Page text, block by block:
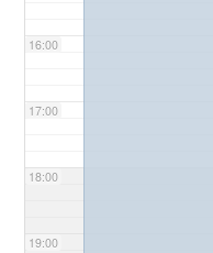
16:00
17:00
18:00
19:00